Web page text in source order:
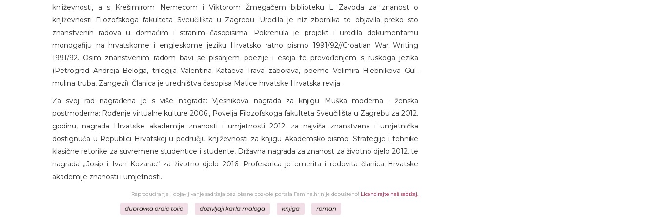
književnosti, a s Krešimirom Nemecom i Viktorom Žmegačem biblioteku L Zavoda za znanost o
književnosti Filozofskoga fakulteta Sveučilišta u Zagrebu. Uredila je niz zbornika te objavila preko sto
znanstvenih radova u domaćim i stranim časopisima. Pokrenula je projekt i uredila dokumentarnu
monogafiju na hrvatskome i engleskome jeziku Hrvatsko ratno pismo 1991/92//Croatian War Writing
1991/92. Osim znanstvenim radom bavi se pisanjem poezije i eseja te prevođenjem s ruskoga jezika
(Petrograd Andreja Beloga, trilogija Valentina Kataeva Trava zaborava, poeme Velimira Hlebnikova Gul-
mulina truba, Zangezi). Članica je uredništva časopisa Matice hrvatske Hrvatska revija .
Za svoj rad nagrađena je s više nagrada: Vjesnikova nagrada za knjigu Muška moderna i ženska
postmoderna: Rođenje virtualne kulture 2006., Povelja Filozofskoga fakulteta Sveučilišta u Zagrebu za 2012.
godinu, nagrada Hrvatske akademije znanosti i umjetnosti 2012. za najviša znanstvena i umjetnička
dostignuća u Republici Hrvatskoj u području književnosti za knjigu Akademsko pismo: Strategije i tehnike
klasične retorike za suvremene studentice i studente, Državna nagrada za znanost za životno djelo 2012. te
nagrada „Josip i Ivan Kozarac“ za životno djelo 2016. Profesorica je emerita i redovita članica Hrvatske
akademije znanosti i umjetnosti.
Reproduciranje i objavljivanje sadržaja bez pisane dozvole portala Femina.hr nije dopušteno! Licencirajte naš sadržaj.
dubravka oraic tolic dozivljaji karla maloga knjiga roman